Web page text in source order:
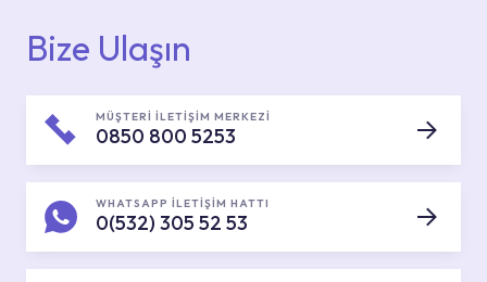
Bize Ulaşın
MÜŞTERİ İLETİŞİM MERKEZİ
0850 800 5253
WHATSAPP İLETİŞİM HATTI
0(532) 305 52 53